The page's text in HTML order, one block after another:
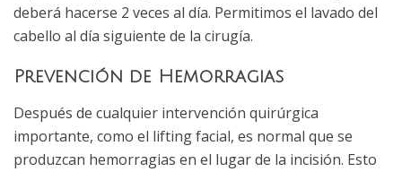
deberá hacerse 2 veces al día. Permitimos el lavado del
cabello al día siguiente de la cirugía.
Prevención de Hemorragias
Después de cualquier intervención quirúrgica
importante, como el lifting facial, es normal que se
produzcan hemorragias en el lugar de la incisión. Esto